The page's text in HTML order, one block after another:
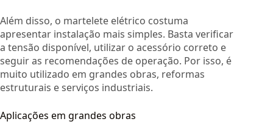
Além disso, o martelete elétrico costuma
apresentar instalação mais simples. Basta verificar
a tensão disponível, utilizar o acessório correto e
seguir as recomendações de operação. Por isso, é
muito utilizado em grandes obras, reformas
estruturais e serviços industriais.
Aplicações em grandes obras